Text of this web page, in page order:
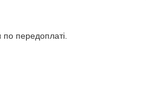
по передоплаті.